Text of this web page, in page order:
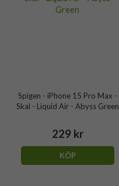
Spigen - iPhone 15 Pro Max -
Skal - Liquid Air - Abyss Green
229 kr
KÖP